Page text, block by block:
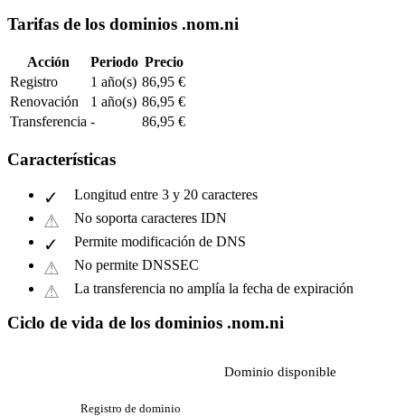
Tarifas de los dominios .nom.ni
Acción Periodo Precio
Registro
1 año(s) 86,95 €
Renovación
1 año(s) 86,95 €
Transferencia - 86,95 €
Características
Longitud entre 3 y 20 caracteres
No soporta caracteres IDN
Permite modificación de DNS
No permite DNSSEC
La transferencia no amplía la fecha de expiración
Ciclo de vida de los dominios .nom.ni
Dominio disponible
Registro de dominio